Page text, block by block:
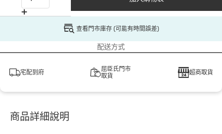
查看門市庫存 (可能有時間誤差)
配送方式
宅配到府
屈臣氏門市
取貨
超商取貨
商品詳細說明